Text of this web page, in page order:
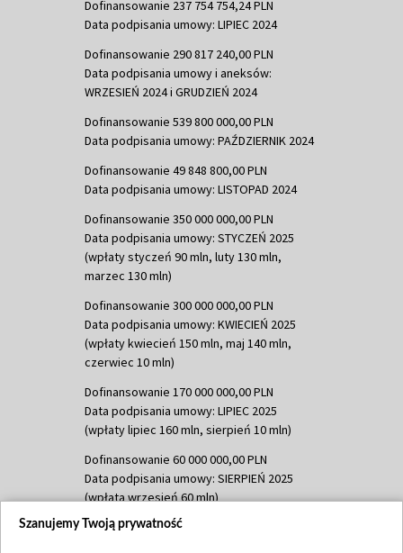
Dofinansowanie 237 754 754,24 PLN
Data podpisania umowy: LIPIEC 2024
Dofinansowanie 290 817 240,00 PLN
Data podpisania umowy i aneksów:
WRZESIEŃ 2024 i GRUDZIEŃ 2024
Dofinansowanie 539 800 000,00 PLN
Data podpisania umowy: PAŹDZIERNIK 2024
Dofinansowanie 49 848 800,00 PLN
Data podpisania umowy: LISTOPAD 2024
Dofinansowanie 350 000 000,00 PLN
Data podpisania umowy: STYCZEŃ 2025
(wpłaty styczeń 90 mln, luty 130 mln,
marzec 130 mln)
Dofinansowanie 300 000 000,00 PLN
Data podpisania umowy: KWIECIEŃ 2025
(wpłaty kwiecień 150 mln, maj 140 mln,
czerwiec 10 mln)
Dofinansowanie 170 000 000,00 PLN
Data podpisania umowy: LIPIEC 2025
(wpłaty lipiec 160 mln, sierpień 10 mln)
Dofinansowanie 60 000 000,00 PLN
Data podpisania umowy: SIERPIEŃ 2025
(wpłata wrzesień 60 mln)
Dofinansowanie 635 783 051,21 PLN
Szanujemy Twoją prywatność